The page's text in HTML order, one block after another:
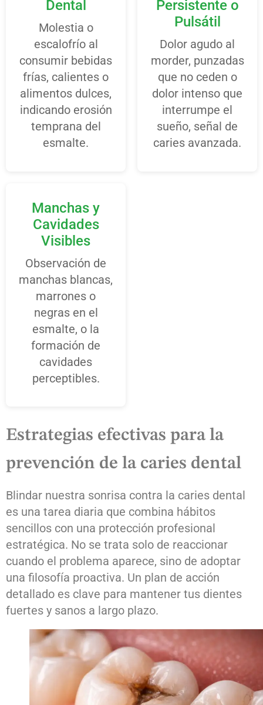
Dental
Molestia o
escalofrío al
consumir bebidas
frías, calientes o
alimentos dulces,
indicando erosión
temprana del
esmalte.
Persistente o
Pulsátil
Dolor agudo al
morder, punzadas
que no ceden o
dolor intenso que
interrumpe el
sueño, señal de
caries avanzada.
Manchas y
Cavidades
Visibles
Observación de
manchas blancas,
marrones o
negras en el
esmalte, o la
formación de
cavidades
perceptibles.
Estrategias efectivas para la
prevención de la caries dental
Blindar nuestra sonrisa contra la caries dental
es una tarea diaria que combina hábitos
sencillos con una protección profesional
estratégica. No se trata solo de reaccionar
cuando el problema aparece, sino de adoptar
una filosofía proactiva. Un plan de acción
detallado es clave para mantener tus dientes
fuertes y sanos a largo plazo.